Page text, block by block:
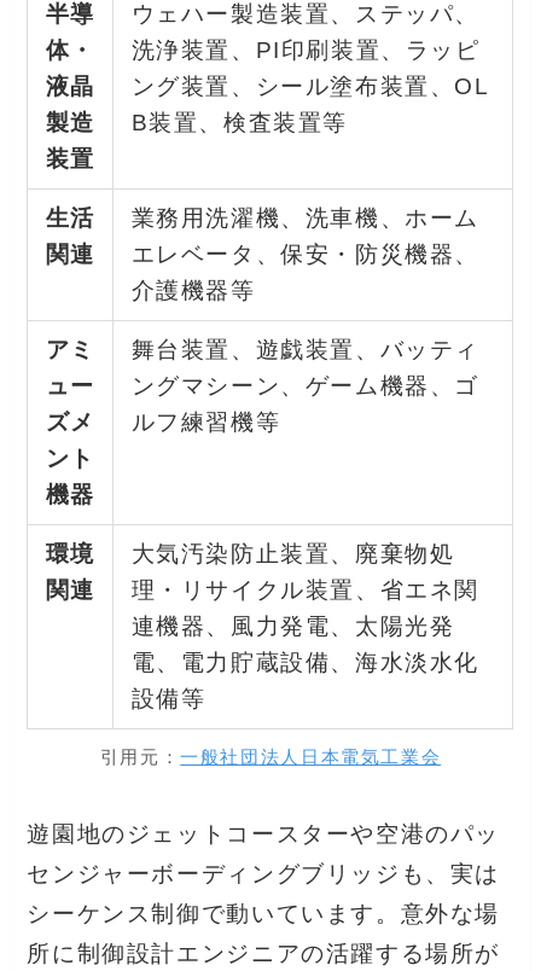
半導
体・
液晶
製造
装置
ウェハー製造装置、ステッパ、
洗浄装置、PI印刷装置、ラッピ
ング装置、シール塗布装置、OL
B装置、検査装置等
生活
関連
業務用洗濯機、洗車機、ホーム
エレベータ、保安・防災機器、
介護機器等
アミ
ュー
ズメ
ント
機器
舞台装置、遊戯装置、バッティ
ングマシーン、ゲーム機器、ゴ
ルフ練習機等
環境
関連
大気汚染防止装置、廃棄物処
理・リサイクル装置、省エネ関
連機器、風力発電、太陽光発
電、電力貯蔵設備、海水淡水化
設備等
引用元：一般社団法人日本電気工業会
遊園地のジェットコースターや空港のパッ
センジャーボーディングブリッジも、実は
シーケンス制御で動いています。意外な場
所に制御設計エンジニアの活躍する場所が